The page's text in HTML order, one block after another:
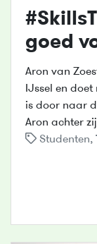
goed
Aron van
IJssel en doet
is door naar
Aron achter
Studenten,